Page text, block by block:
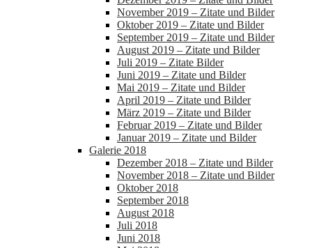
November 2019 – Zitate und Bilder
Oktober 2019 – Zitate und Bilder
September 2019 – Zitate und Bilder
August 2019 – Zitate und Bilder
Juli 2019 – Zitate Bilder
Juni 2019 – Zitate und Bilder
Mai 2019 – Zitate und Bilder
April 2019 – Zitate und Bilder
März 2019 – Zitate und Bilder
Februar 2019 – Zitate und Bilder
Januar 2019 – Zitate und Bilder
Galerie 2018
Dezember 2018 – Zitate und Bilder
November 2018 – Zitate und Bilder
Oktober 2018
September 2018
August 2018
Juli 2018
Juni 2018